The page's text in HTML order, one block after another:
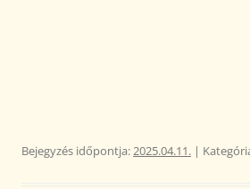
Bejegyzés időpontja:2025.04.11. |